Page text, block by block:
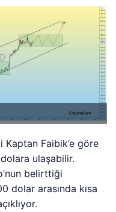
Faibik’e göre
ulaşabilir.
belirttiği
dolar arasında kısa